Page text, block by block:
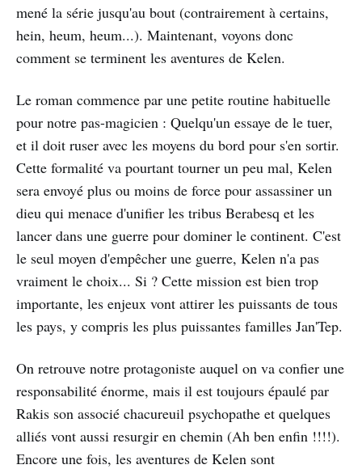
mené la série jusqu'au bout (contrairement à certains,
hein, heum, heum...). Maintenant, voyons donc
comment se terminent les aventures de Kelen.
Le roman commence par une petite routine habituelle
pour notre pas-magicien : Quelqu'un essaye de le tuer,
et il doit ruser avec les moyens du bord pour s'en sortir.
Cette formalité va pourtant tourner un peu mal, Kelen
sera envoyé plus ou moins de force pour assassiner un
dieu qui menace d'unifier les tribus Berabesq et les
lancer dans une guerre pour dominer le continent. C'est
le seul moyen d'empêcher une guerre, Kelen n'a pas
vraiment le choix... Si ? Cette mission est bien trop
importante, les enjeux vont attirer les puissants de tous
les pays, y compris les plus puissantes familles Jan'Tep.
On retrouve notre protagoniste auquel on va confier une
responsabilité énorme, mais il est toujours épaulé par
Rakis son associé chacureuil psychopathe et quelques
alliés vont aussi resurgir en chemin (Ah ben enfin !!!!).
Encore une fois, les aventures de Kelen sont